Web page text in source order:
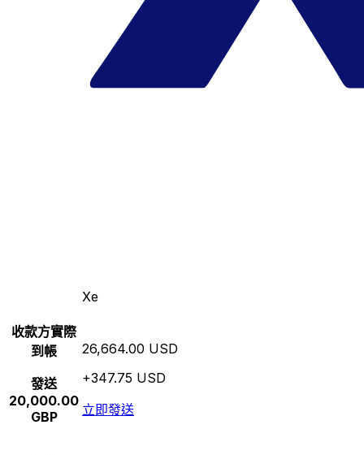
Xe
收款方實際
到帳
發送
20,000.00
GBP
26,664.00 USD
+347.75 USD
立即發送